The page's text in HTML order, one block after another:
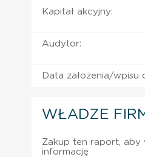
Kapitał akcyjny:
Audytor:
Data założenia/wpisu
WŁADZE
Zakup ten raport, aby
informację